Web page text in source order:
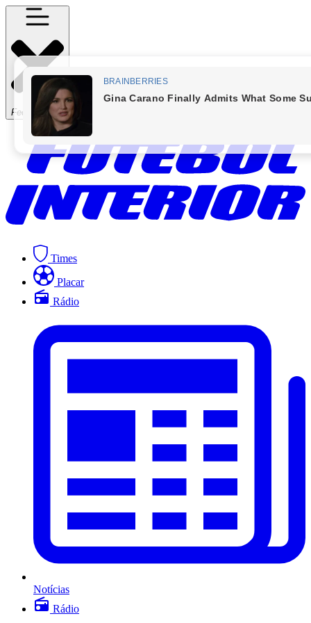
Fechar Menu
Times
Placar
Rádio
Notícias
Rádio